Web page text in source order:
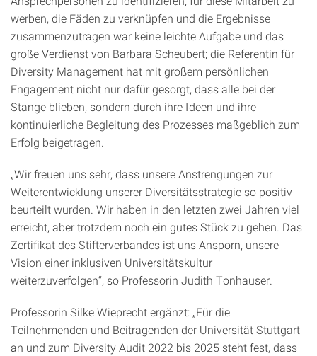
werben, die Fäden zu verknüpfen und die Ergebnisse
zusammenzutragen war keine leichte Aufgabe und das
große Verdienst von Barbara Scheubert; die Referentin für
Diversity Management hat mit großem persönlichen
Engagement nicht nur dafür gesorgt, dass alle bei der
Stange blieben, sondern durch ihre Ideen und ihre
kontinuierliche Begleitung des Prozesses maßgeblich zum
Erfolg beigetragen.
„Wir freuen uns sehr, dass unsere Anstrengungen zur
Weiterentwicklung unserer Diversitätsstrategie so positiv
beurteilt wurden. Wir haben in den letzten zwei Jahren viel
erreicht, aber trotzdem noch ein gutes Stück zu gehen. Das
Zertifikat des Stifterverbandes ist uns Ansporn, unsere
Vision einer inklusiven Universitätskultur
weiterzuverfolgen“, so Professorin Judith Tonhauser.
Professorin Silke Wieprecht ergänzt: „Für die
Teilnehmenden und Beitragenden der Universität Stuttgart
an und zum Diversity Audit 2022 bis 2025 steht fest, dass